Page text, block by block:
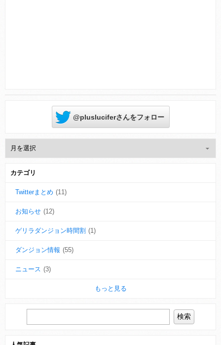
@plusluciferさんをフォロー
カテゴリ
Twitterまとめ (11)
お知らせ (12)
ゲリラダンジョン時間割 (1)
ダンジョン情報 (55)
ニュース (3)
もっと見る